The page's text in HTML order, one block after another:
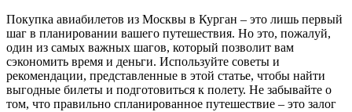
Покупка авиабилетов из Москвы в Курган – это лишь первый
шаг в планировании вашего путешествия. Но это, пожалуй,
один из самых важных шагов, который позволит вам
сэкономить время и деньги. Используйте советы и
рекомендации, представленные в этой статье, чтобы найти
выгодные билеты и подготовиться к полету. Не забывайте о
том, что правильно спланированное путешествие – это залог